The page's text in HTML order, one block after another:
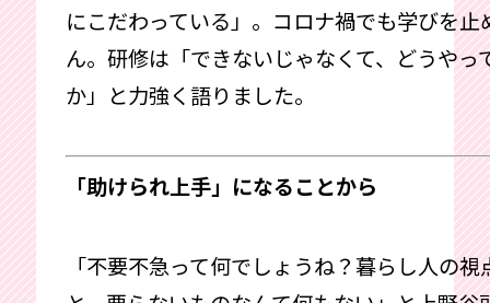
にこだわっている」。コロナ禍でも学びを止
ん。研修は「できないじゃなくて、どうやっ
か」と力強く語りました。
「助けられ上手」になることから
「不要不急って何でしょうね？暮らし人の視